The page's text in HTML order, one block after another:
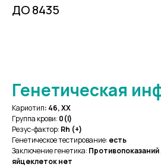
ДО 8435
Генетическая
Кариотип: 46, XX
Группа крови: 0(I)
Резус-фактор: Rh (+)
Генетическое тестирование: есть
Заключение генетика:
яйцеклеток нет